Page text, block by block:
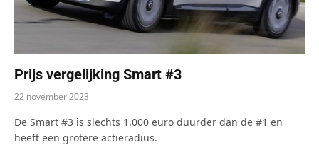
Prijs vergelijking Smart #3
22 november 2023
De Smart #3 is slechts 1.000 euro duurder dan de #1 en
heeft een grotere actieradius.